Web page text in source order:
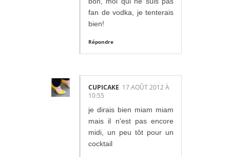
fan de vodka, je tenterais
bien!
Répondre
CUPICAKE 17 AOÛT 2012 À
10:55
je dirais bien miam miam
mais il n'est pas encore
midi, un peu tôt pour un
cocktail